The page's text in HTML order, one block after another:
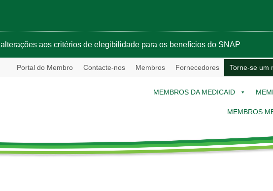
alterações aos critérios de elegibilidade para os benefícios do SNAP
Portal do Membro Contacte-nos Membros Fornecedores Torne-se um
MEMBROS DA MEDICAID
MEMBROS